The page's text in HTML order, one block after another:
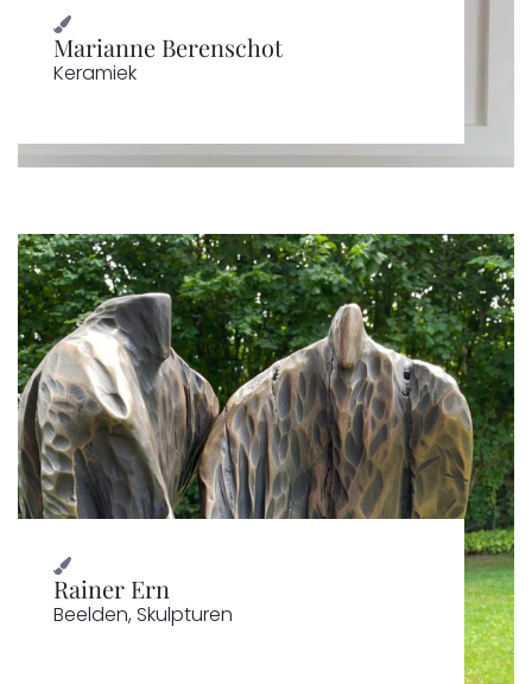
Marianne Berenschot
Keramiek
Rainer Ern
Beelden, Skulpturen